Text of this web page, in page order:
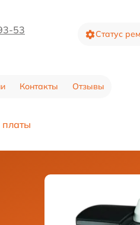
53 Статус
Контакты Отзывы
платы